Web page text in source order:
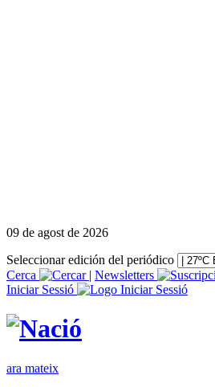
09 de agost de 2026
Seleccionar edición del periódico
Cerca
| Newsletters
Iniciar Sessió
ara mateix